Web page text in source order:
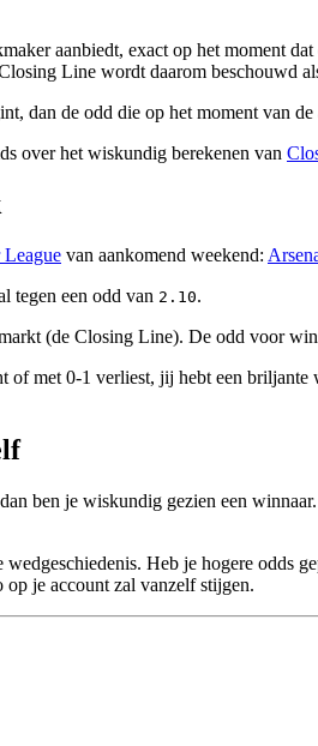
aanbiedt, exact op het moment
Line wordt daarom beschouwd
dan de odd die op het moment van
over het wiskundig berekenen van
League van aankomend weekend:
tegen een odd van 2.10.
(de Closing Line). De odd voor
met 0-1 verliest, jij hebt een briljante
ben je wiskundig gezien een
Heb je hogere odds
op je account zal vanzelf stijgen.